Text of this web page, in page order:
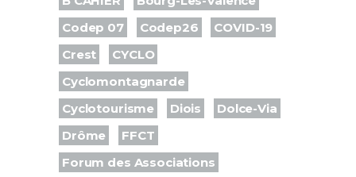
Codep 07
Codep26
COVID-19
Crest
CYCLO
Cyclomontagnarde
Cyclotourisme
Diois
Dolce-Via
Drôme
FFCT
Forum des Associations